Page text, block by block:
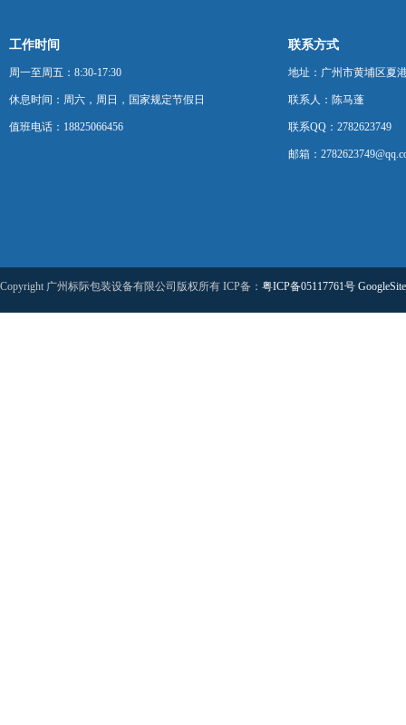
工作时间
周一至周五：8:30-17:30
休息时间：周六，周日，国家规定节假日
值班电话：18825066456
联系方式
地址：广州市黄埔区夏
联系人：陈马蓬
联系QQ：2782623749
邮箱：
Copyright 广州标际包装设备有限公司版权所有 ICP备： 粤ICP备05117761号